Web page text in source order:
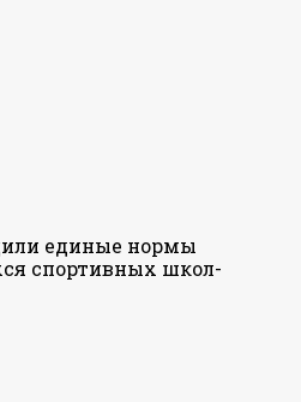
единые нормы
спортивных школ-